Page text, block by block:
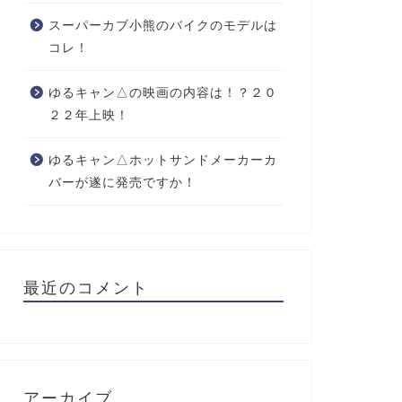
スーパーカブ小熊のバイクのモデルは
コレ！
ゆるキャン△の映画の内容は！？２０
２２年上映！
ゆるキャン△ホットサンドメーカーカ
バーが遂に発売ですか！
最近のコメント
アーカイブ